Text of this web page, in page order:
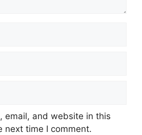
email, and website in this
next time I comment.